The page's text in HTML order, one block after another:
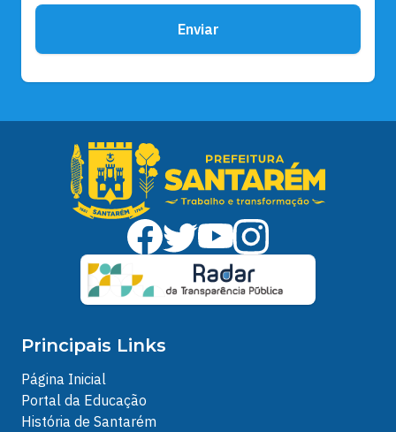
Enviar
Principais Links
Página Inicial
Portal da Educação
História de Santarém